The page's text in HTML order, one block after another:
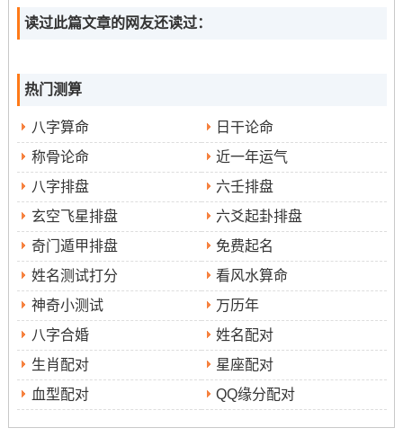
宜:搬家、入宅、交易、安床
特征：此日是
合因房屋买卖交易而搬迁的家庭,寓意新家财源广进。
注意事项:日支冲虎 -家中如有属虎的成员，应避免再卯时
（5:00-7:00）还有午时（11:00-13：00）参与核心搬迁环
节！
可请属鸡的亲友协助搬运米缸等标记衣食的物件,以聚财
气。
2025年10月17日（农历八月廿六，星期五）
宜：入宅、移徙、开市
特征:此日文昌气息较盛对于搬入学区房或尤其关注子
读过此篇文章的网友还读过：
热门测算
八字算命
日干论命
称骨论命
近一年运气
八字排盘
六壬排盘
玄空飞星排盘
六爻起卦排盘
奇门遁甲排盘
免费起名
姓名测试打分
看风水算命
神奇小测试
万历年
八字合婚
姓名配对
生肖配对
星座配对
血型配对
QQ缘分配对